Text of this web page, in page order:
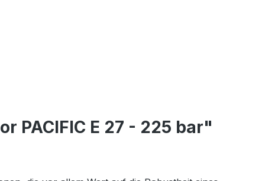
PACIFIC E 27 - 225 bar"